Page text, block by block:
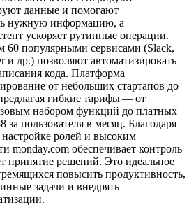
данные и помогают
нужную информацию, а
ускоряет рутинные операции.
60 популярными сервисами (Slack,
и др.) позволяют автоматизировать
кода. Платформа
от небольших стартапов до
гибкие тарифы — от
набором функций до платных
за пользователя в месяц. Благодаря
ролей и высоким
monday.com обеспечивает контроль
принятие решений. Это идеальное
повысить продуктивность,
задачи и внедрять